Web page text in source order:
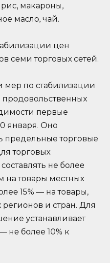
рис, макароны,
масло, чай.
цен
семи торговых сетей.
мер по стабилизации
первые
января. Оно
предельные торговые
торговых
не более
на товары местных
15% — на товары,
и стран. Для
устанавливает
не более 10% к